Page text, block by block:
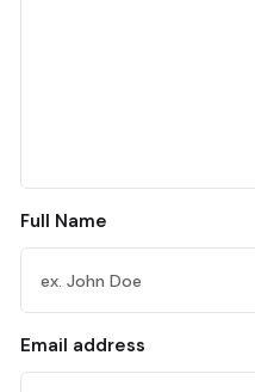
Full Name
Email address